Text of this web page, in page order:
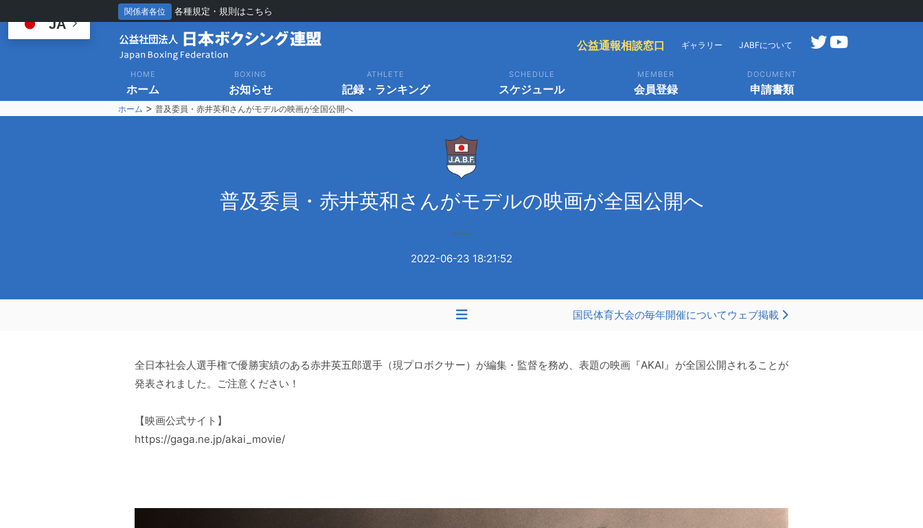
関係者各位 各種規定・規則はこちら
公益通報相談窓口 ギャラリー JABFについて
HOME
ホーム
BOXING
お知らせ
ATHLETE
記録・ランキング
SCHEDULE
スケジュール
MEMBER
会員登録
DOCUMENT
申請書類
ホーム > 普及委員・赤井英和さんがモデルの映画が全国公開へ
普及委員・赤井英和さんがモデルの映画が全国公開へ
2022-06-23 18:21:52
国民体育大会の毎年開催についてウェブ掲載
全日本社会人選手権で優勝実績のある赤井英五郎選手（現プロボクサー）が編集・監督を務め、表題の映画『AKAI』が全国公開されることが
発表されました。ご注意ください！
【映画公式サイト】
https://gaga.ne.jp/akai_movie/
JA